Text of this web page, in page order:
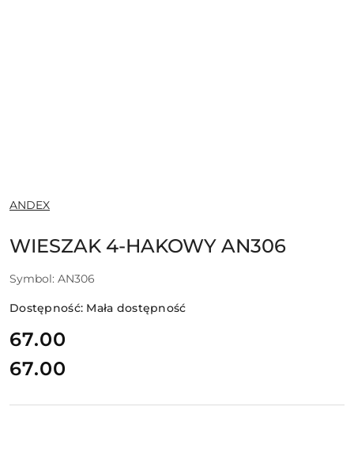
NAZWA
PRODUCENTA:
ANDEX
WIESZAK 4-HAKOWY AN306
Symbol: AN306
Dostępność: Mała dostępność
cena:
67.00
Cena:
67.00